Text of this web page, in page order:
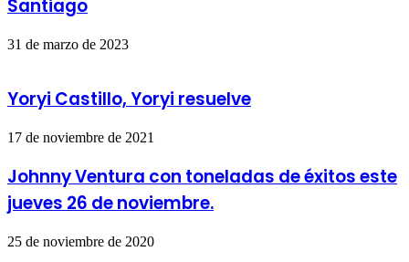
Santiago
31 de marzo de 2023
Yoryi Castillo, Yoryi resuelve
17 de noviembre de 2021
Johnny Ventura con toneladas de éxitos este
jueves 26 de noviembre.
25 de noviembre de 2020